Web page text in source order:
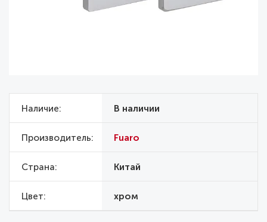
Наличие В наличии
Производитель Fuaro
Страна Китай
Цвет хром